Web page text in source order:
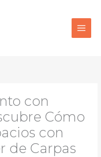
con
Cómo
con
de Carpas